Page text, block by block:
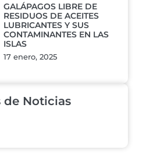
GALÁPAGOS LIBRE DE
RESIDUOS DE ACEITES
LUBRICANTES Y SUS
CONTAMINANTES EN LAS
ISLAS
17 enero, 2025
de Noticias